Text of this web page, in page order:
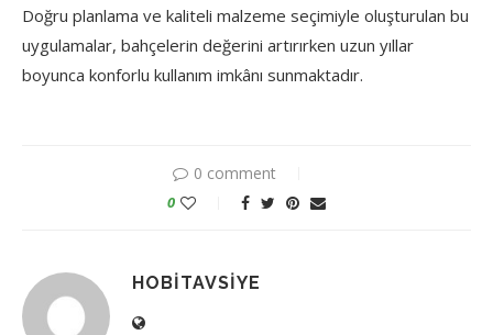
Doğru planlama ve kaliteli malzeme seçimiyle oluşturulan bu
uygulamalar, bahçelerin değerini artırırken uzun yıllar
boyunca konforlu kullanım imkânı sunmaktadır.
0 comment
0
HOBITAVSIYE